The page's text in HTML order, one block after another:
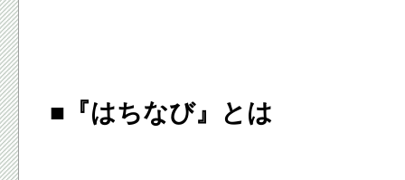
■『はちなび』とは